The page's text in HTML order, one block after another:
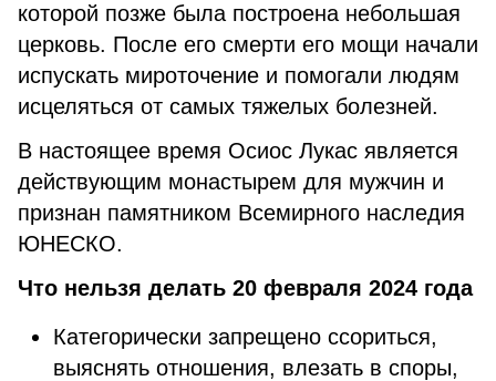
которой позже была построена небольшая
церковь. После его смерти его мощи начали
испускать мироточение и помогали людям
исцеляться от самых тяжелых болезней.
В настоящее время Осиос Лукас является
действующим монастырем для мужчин и
признан памятником Всемирного наследия
ЮНЕСКО.
Что нельзя делать 20 февраля 2024 года
Категорически запрещено ссориться,
выяснять отношения, влезать в споры,